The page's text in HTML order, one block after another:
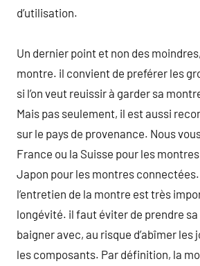
d’utilisation.
Un dernier point et non des
montre. il convient de preférer les
si l’on veut reuissir à garder sa
Mais pas seulement, il est aussi
sur le pays de provenance. Nous
France ou la Suisse pour les
Japon pour les montres
l’entretien de la montre est très
longévité. il faut éviter de prendre sa
baigner avec, au risque d’abîmer
les composants. Par définition, la